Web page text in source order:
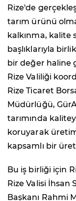
Rize'de
tarım ürünü
kalkınma, kalite
başlıklarıyla
bir değer haline
Rize Valiliği
Rize Ticaret
Müdürlüğü,
tarımında
koruyarak
kapsamlı bir
Bu iş birliği için
Rize Valisi İhsan
Başkanı Rahmi